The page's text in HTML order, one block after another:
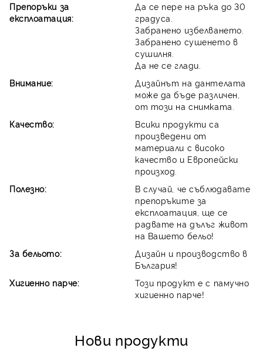
Препоръки за
експлоатация:
Да се пере на ръка до 30
градуса.
Забранено избелването.
Забранено сушенето в
сушилня.
Да не се глади.
Внимание:
Дизайнът на дантелата
може да бъде различен,
от този на снимката.
Качество:
Всики продукти са
произведени от
материали с високо
качество и Европейски
произход.
Полезно:
В случай, че съблюдавате
препоръките за
експлоатация, ще се
радвате на дълъг живот
на Вашето бельо!
За бельото:
Дизайн и производство в
България!
Хигиенно парче:
Този продукт е с памучно
хигиенно парче!
Нови продукти